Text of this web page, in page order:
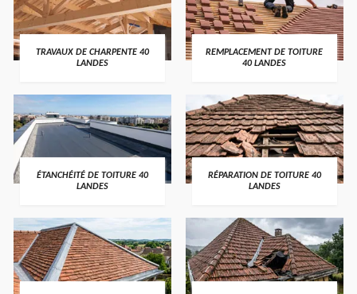
TRAVAUX DE CHARPENTE 40
LANDES
REMPLACEMENT DE TOITURE
40 LANDES
ÉTANCHÉITÉ DE TOITURE 40
LANDES
RÉPARATION DE TOITURE 40
LANDES